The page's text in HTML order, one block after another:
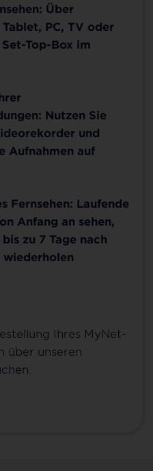
Über
PC, TV oder
Top-Box im
Nutzen Sie
und
Aufnahmen auf
Fernsehen: Laufende
Anfang an sehen,
zu 7 Tage nach
wiederholen
Ihres MyNet-
über unseren